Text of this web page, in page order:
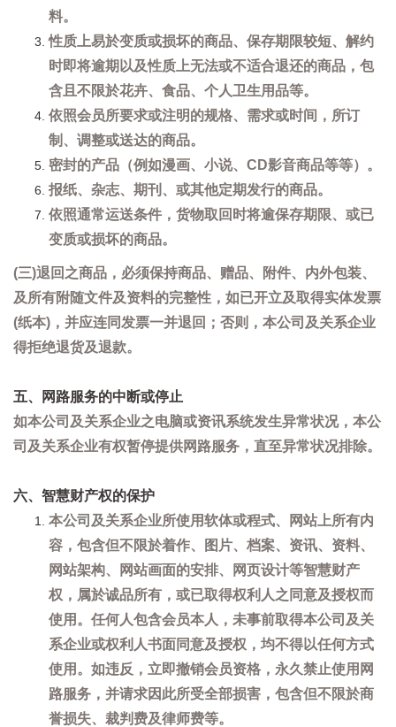
料。
性质上易於变质或损坏的商品、保存期限较短、解约
时即将逾期以及性质上无法或不适合退还的商品，包
含且不限於花卉、食品、个人卫生用品等。
依照会员所要求或注明的规格、需求或时间，所订
制、调整或送达的商品。
密封的产品（例如漫画、小说、CD影音商品等等）。
报纸、杂志、期刊、或其他定期发行的商品。
依照通常运送条件，货物取回时将逾保存期限、或已
变质或损坏的商品。
(三)退回之商品，必须保持商品、赠品、附件、内外包装、
及所有附随文件及资料的完整性，如已开立及取得实体发票
(纸本)，并应连同发票一并退回；否则，本公司及关系企业
得拒绝退货及退款。
五、网路服务的中断或停止
如本公司及关系企业之电脑或资讯系统发生异常状况，本公
司及关系企业有权暂停提供网路服务，直至异常状况排除。
六、智慧财产权的保护
本公司及关系企业所使用软体或程式、网站上所有内
容，包含但不限於着作、图片、档案、资讯、资料、
网站架构、网站画面的安排、网页设计等智慧财产
权，属於诚品所有，或已取得权利人之同意及授权而
使用。任何人包含会员本人，未事前取得本公司及关
系企业或权利人书面同意及授权，均不得以任何方式
使用。如违反，立即撤销会员资格，永久禁止使用网
路服务，并请求因此所受全部损害，包含但不限於商
誉损失、裁判费及律师费等。